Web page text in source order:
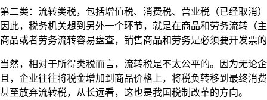
第二类：流转类税，包括增值税、消费税、营业税（已经取消
因此，税务机关想到另外一个环节，就是在商品和劳务流转（
商品或者劳务流转容易盘查，销售商品和劳务是必须要开发票
当然，相对于所得类税而言，流转税是不太公平的。因为无论
且，企业往往将税金增加到商品价格上，将税负转移到最终消
甚至放弃流转税，从长远看，这也是我国税制改革的方向。